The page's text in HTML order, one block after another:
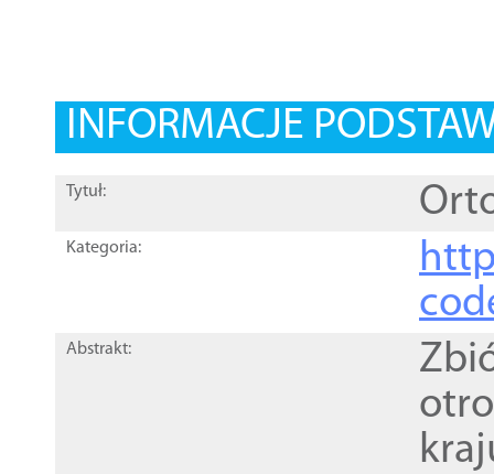
INFORMACJE
Tytuł:
Kategoria:
Abstrakt: